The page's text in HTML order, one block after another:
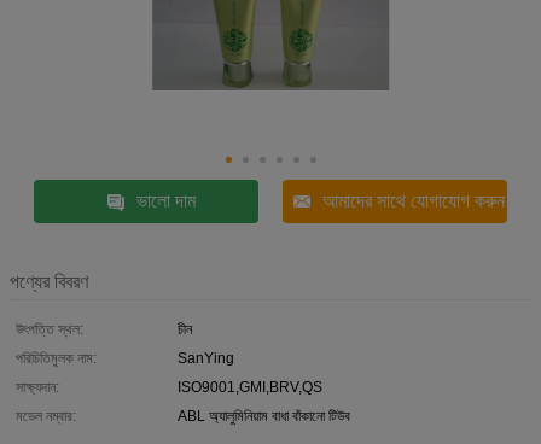
ভালো দাম আমাদের সাথে যোগাযোগ করুন
পণ্যের বিবরণ
উৎপত্তি স্থল:
চীন
পরিচিতিমুলক নাম:
SanYing
সাক্ষ্যদান:
ISO9001,GMI,BRV,QS
মডেল নম্বার:
ABL অ্যালুমিনিয়াম বাধা বাঁকানো টিউব